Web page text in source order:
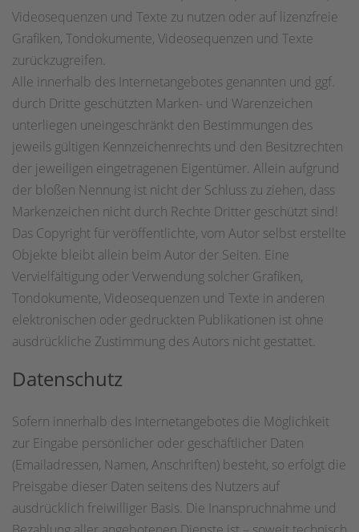
Videosequenzen und Texte zu nutzen oder auf lizenzfreie
Grafiken, Tondokumente, Videosequenzen und Texte
zurückzugreifen.
Alle innerhalb des Internetangebotes genannten und ggf.
durch Dritte geschützten Marken- und Warenzeichen
unterliegen uneingeschränkt den Bestimmungen des
jeweils gültigen Kennzeichenrechts und den Besitzrechten
der jeweiligen eingetragenen Eigentümer. Allein aufgrund
der bloßen Nennung ist nicht der Schluss zu ziehen, dass
Markenzeichen nicht durch Rechte Dritter geschützt sind!
Das Copyright für veröffentlichte, vom Autor selbst erstellte
Objekte bleibt allein beim Autor der Seiten. Eine
Vervielfältigung oder Verwendung solcher Grafiken,
Tondokumente, Videosequenzen und Texte in anderen
elektronischen oder gedruckten Publikationen ist ohne
ausdrückliche Zustimmung des Autors nicht gestattet.
Datenschutz
Sofern innerhalb des Internetangebotes die Möglichkeit
zur Eingabe persönlicher oder geschäftlicher Daten
(Emailadressen, Namen, Anschriften) besteht, so erfolgt die
Preisgabe dieser Daten seitens des Nutzers auf
ausdrücklich freiwilliger Basis. Die Inanspruchnahme und